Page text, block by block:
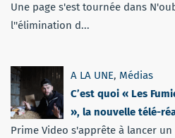
Une page s'est tournée dans
l''élimination d...
A LA UNE, Médias
C’est quoi « Les
», la nouvelle télé-
Prime Video s'apprête à lancer